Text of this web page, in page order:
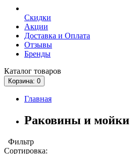
Скидки
Акции
Доставка и Оплата
Отзывы
Бренды
Каталог товаров
Корзина: 0
Главная
Раковины и мойки
Фильтр
Сортировка: